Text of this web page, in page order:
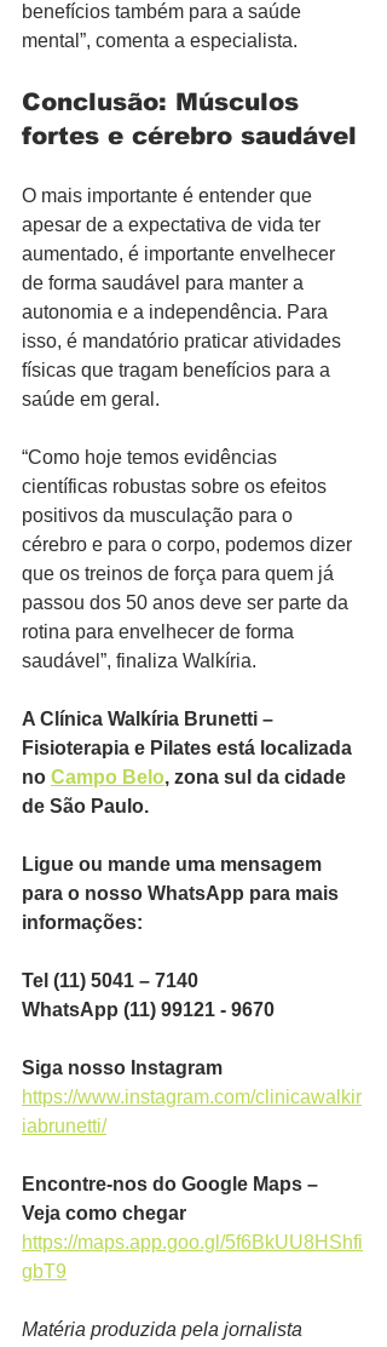
benefícios também para a saúde
mental”, comenta a especialista.
Conclusão: Músculos
fortes e cérebro saudável
O mais importante é entender que
apesar de a expectativa de vida ter
aumentado, é importante envelhecer
de forma saudável para manter a
autonomia e a independência. Para
isso, é mandatório praticar atividades
físicas que tragam benefícios para a
saúde em geral.
“Como hoje temos evidências
científicas robustas sobre os efeitos
positivos da musculação para o
cérebro e para o corpo, podemos dizer
que os treinos de força para quem já
passou dos 50 anos deve ser parte da
rotina para envelhecer de forma
saudável”, finaliza Walkíria.
A Clínica Walkíria Brunetti –
Fisioterapia e Pilates está localizada
no Campo Belo, zona sul da cidade
de São Paulo.
Ligue ou mande uma mensagem
para o nosso WhatsApp para mais
informações:
Tel (11) 5041 – 7140
WhatsApp (11) 99121 - 9670
Siga nosso Instagram
https://www.instagram.com/clinicawalkir
iabrunetti/
Encontre-nos do Google Maps –
Veja como chegar
https://maps.app.goo.gl/5f6BkUU8HShfi
gbT9
Matéria produzida pela jornalista